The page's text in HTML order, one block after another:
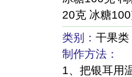
20克 冰糖
类别： 干果类
制作方法：
1、把银耳用